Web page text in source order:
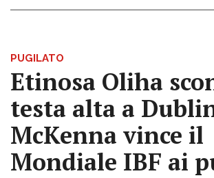
PUGILATO
Etinosa Oliha
testa alta a
McKenna vince il
Mondiale IBF ai